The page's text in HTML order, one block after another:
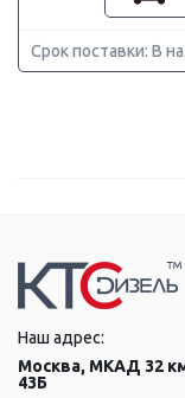
Срок поставки: В
Наш адрес:
Москва, МКАД 32
43Б